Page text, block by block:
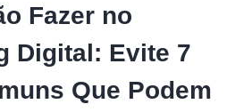
Fazer no
Digital: Evite 7
Que Podem